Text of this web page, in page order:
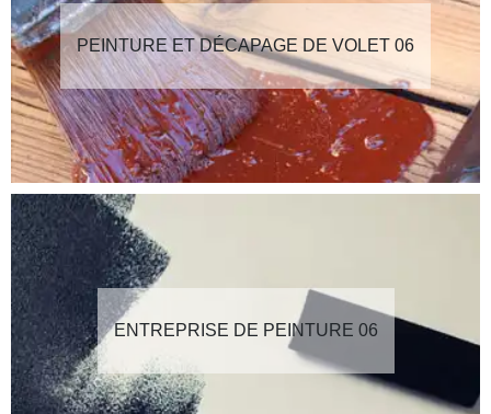
PEINTURE ET DÉCAPAGE DE VOLET 06
ENTREPRISE DE PEINTURE 06